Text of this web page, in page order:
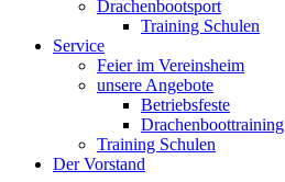
Drachenbootsport
Training Schulen
Service
Feier im Vereinsheim
unsere Angebote
Betriebsfeste
Drachenboottraining
Training Schulen
Der Vorstand